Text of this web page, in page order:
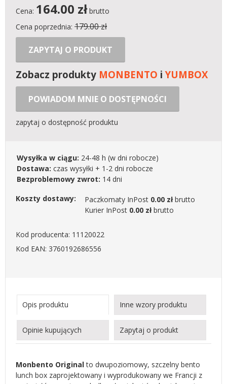
Cena: 164.00 złbrutto
Cena poprzednia: 179.00 zł
ZAPYTAJ O PRODUKT
Zobacz produkty MONBENTO iYUMBOX
POWIADOM MNIE O DOSTĘPNOŚCI
zapytaj o dostępność produktu
Wysyłka w ciągu: 24-48 h (w dni robocze)
Dostawa: czas wysyłki + 1-2 dni robocze
Bezproblemowy zwrot: 14 dni
Koszty dostawy:
Paczkomaty InPost 0.00 złbrutto
Kurier InPost 0.00 złbrutto
Kod producenta: 11120022
Kod EAN: 3760192686556
Opis produktu Inne wzory produktu
Opinie kupujących Zapytaj o produkt
Monbento Originalto dwupoziomowy, szczelny bento
lunch box zaprojektowany i wyprodukowany we Francji z